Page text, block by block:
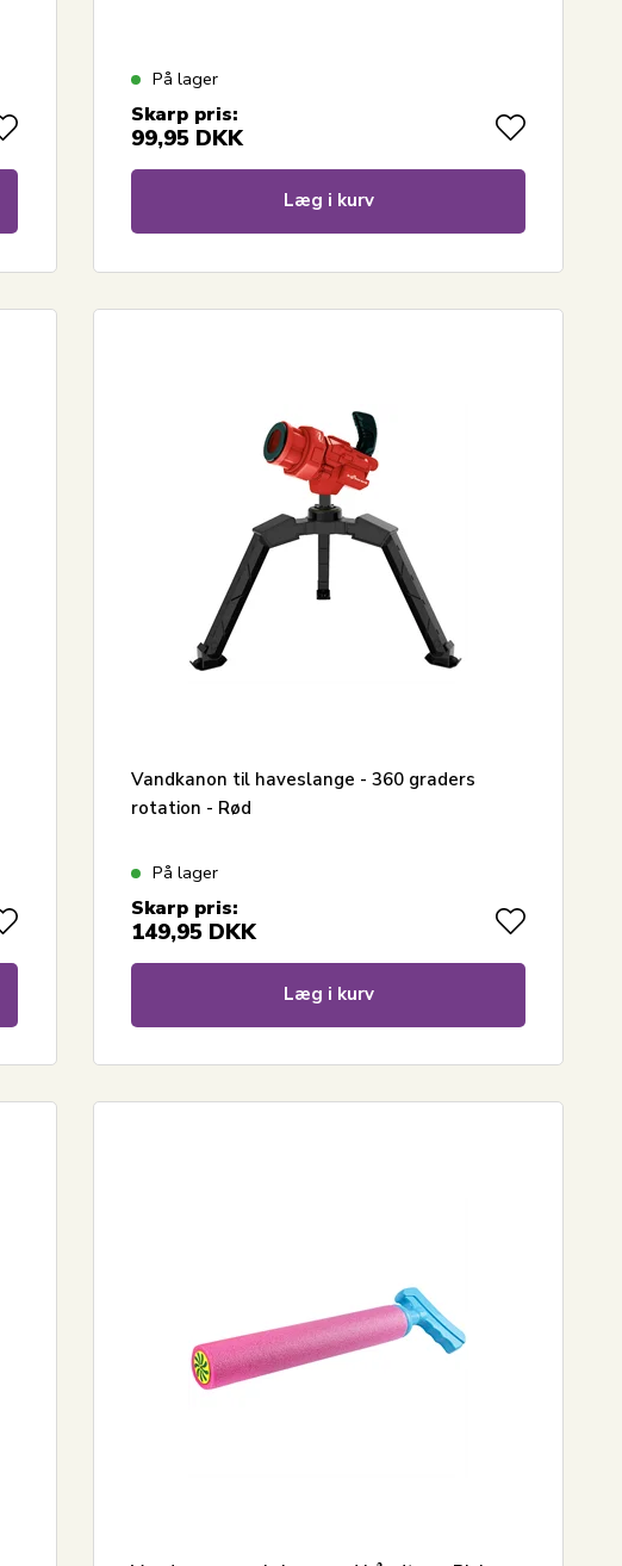
På lager
Skarp pris:
99,95 DKK
Læg i kurv
Vandkanon til haveslange - 360 graders
rotation - Rød
På lager
Skarp pris:
149,95 DKK
Læg i kurv